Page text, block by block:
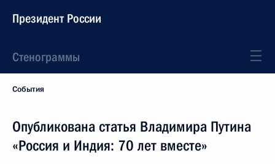
Президент России
Стенограммы
События
Опубликована статья Владимира Путина
«Россия и Индия: 70 лет вместе»